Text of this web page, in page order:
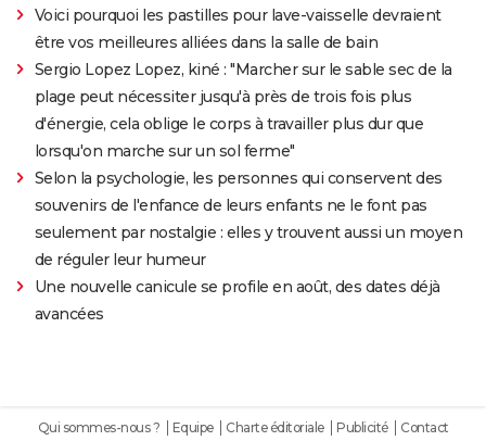
Voici pourquoi les pastilles pour lave-vaisselle devraient
être vos meilleures alliées dans la salle de bain
Sergio Lopez Lopez, kiné : "Marcher sur le sable sec de la
plage peut nécessiter jusqu'à près de trois fois plus
d'énergie, cela oblige le corps à travailler plus dur que
lorsqu'on marche sur un sol ferme"
Selon la psychologie, les personnes qui conservent des
souvenirs de l'enfance de leurs enfants ne le font pas
seulement par nostalgie : elles y trouvent aussi un moyen
de réguler leur humeur
Une nouvelle canicule se profile en août, des dates déjà
avancées
Qui sommes-nous ? Equipe Charte éditoriale Publicité
Contact